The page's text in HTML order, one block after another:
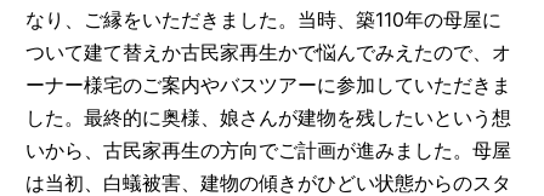
なり、ご縁をいただきました。当時、築110年の母屋に
ついて建て替えか古民家再生かで悩んでみえたので、オ
ーナー様宅のご案内やバスツアーに参加していただきま
した。最終的に奥様、娘さんが建物を残したいという想
いから、古民家再生の方向でご計画が進みました。母屋
は当初、白蟻被害、建物の傾きがひどい状態からのスタ